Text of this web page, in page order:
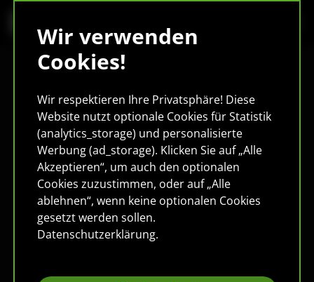
Wir verwenden
Cookies!
Wir respektieren Ihre Privatsphäre! Diese
Website nutzt optionale Cookies für Statistik
(analytics_storage) und personalisierte
Werbung (ad_storage). Klicken Sie auf „Alle
Akzeptieren“, um auch den optionalen
Cookies zuzustimmen, oder auf „Alle
ablehnen“, wenn keine optionalen Cookies
gesetzt werden sollen.
Datenschutzerklärung.